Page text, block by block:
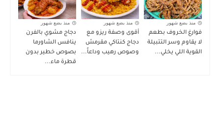
منذ بضع شهور
فوارغ الخروف بطعم
لا يقاوم وسر التتبيلة
القوية اللي يخلي...
منذ بضع شهور
أقوى وصفة ريزو مع
دجاج كنتاكي مقرمش
وصوص رهيب وداعاً...
منذ بضع شهور
دجاج مشوي بالفرن
ينافس الشاورما
بصوص خطير بدون
قطرة ماء...